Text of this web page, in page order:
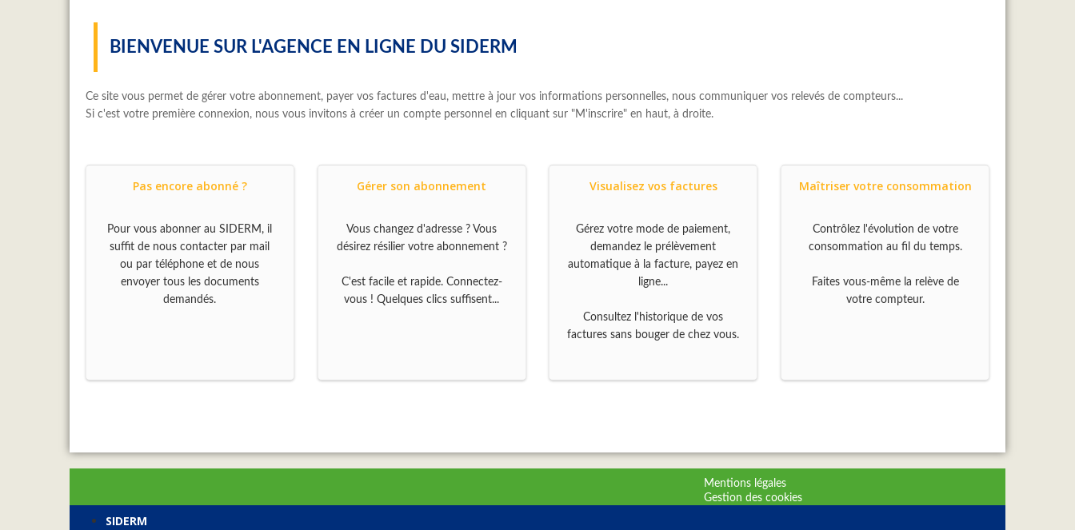
BIENVENUE SUR L'AGENCE EN LIGNE DU SIDERM
Ce site vous permet de gérer votre abonnement, payer vos factures d'eau, mettre à jour vos informations personnelles, nous communiquer vos relevés de compteurs...
Si c'est votre première connexion, nous vous invitons à créer un compte personnel en cliquant sur "M'inscrire" en haut, à droite.
Pas encore abonné ?
Pour vous abonner au SIDERM, il
suffit de nous contacter par mail
ou par téléphone et de nous
envoyer tous les documents
demandés.
Gérer son abonnement
Vous changez d'adresse ? Vous
désirez résilier votre abonnement ?
C'est facile et rapide. Connectez-
vous ! Quelques clics suffisent...
Visualisez vos factures
Gérez votre mode de paiement,
demandez le prélèvement
automatique à la facture, payez en
ligne...
Consultez l'historique de vos
factures sans bouger de chez vous.
Maîtriser votre consommation
Contrôlez l'évolution de votre
consommation au fil du temps.
Faites vous-même la relève de
votre compteur.
Mentions légales
Gestion des cookies
SIDERM